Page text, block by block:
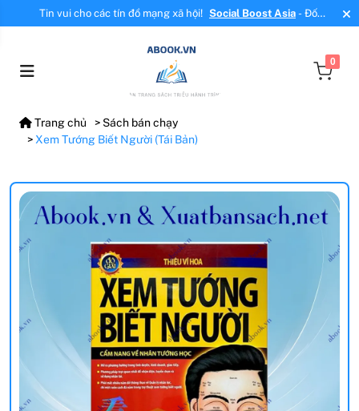
Tin vui cho các tín đồ mạng xã hội! Social Boost Asia- Đối
tác mới, cung cấp dịch vụ tăng tương tác, tăng follow uy tín!
0
Trang chủ
Sách bán chạy
Xem Tướng Biết Người (Tái Bản)